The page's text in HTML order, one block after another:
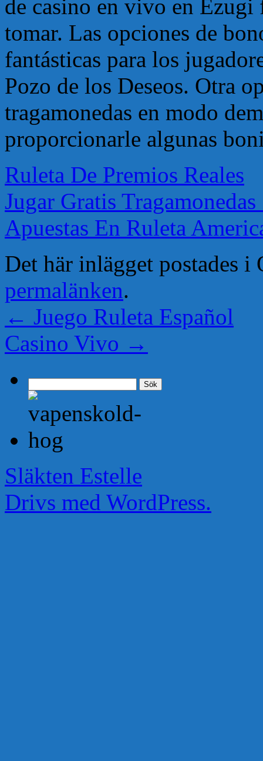
de casino en vivo en
tomar. Las opciones de
fantásticas para los
Pozo de los Deseos. Otra
tragamonedas en modo
proporcionarle algunas
Ruleta De Premios Reales
Jugar Gratis
Apuestas En Ruleta
Det här inlägget postades i
permalänken.
← Juego Ruleta Español
Casino Vivo →
efter:
Släkten Estelle
Drivs med WordPress.